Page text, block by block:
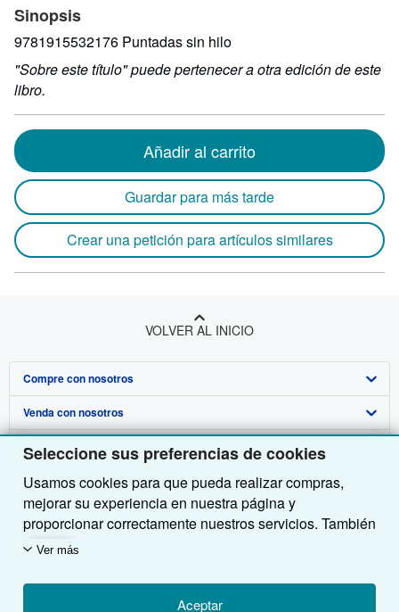
Seleccione sus preferencias de cookies
Usamos cookies para que pueda realizar compras,
mejorar su experiencia en nuestra página y
proporcionar correctamente nuestros servicios. También
utilizamos cookies para comprender el modo en que los
midiendo las visitas al sitio) y así poder realizar
mejoras. Si está de acuerdo, también utilizaremos
Ver más
Aceptar
Sinopsis
9781915532176 Puntadas sin hilo
"Sobre este título" puede pertenecer a otra edición de este
libro.
Añadir al carrito
Guardar para más tarde
Crear una petición para artículos similares
VOLVER AL INICIO
Compre con nosotros
Búsqueda avanzada
Colecciones
Mi cuenta
Mis pedidos
Ver carrito
Venda con nosotros
Comenzar a vender
Únase a nuestro programa de afiliados
Recomiende un vendedor
Sobre nosotros
Sobre IberLibro
Medios
Empleo
Política de Privacidad
Obtener Ayuda
Preguntas frecuentes y guías
Atención al Cliente
Otras compañías de AbeBooks
AbeBooks.com
AbeBooks.co.uk
Siga a IberLibro